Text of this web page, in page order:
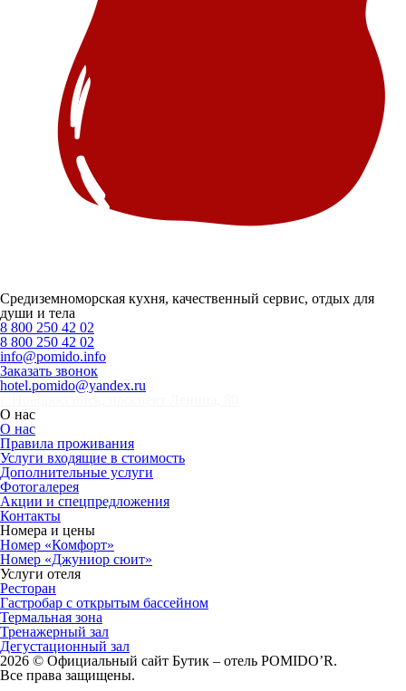
Средиземноморская кухня, качественный сервис, отдых для
души и тела
8 800 250 42 02
8 800 250 42 02
info@pomido.info
Заказать звонок
hotel.pomido@yandex.ru
О нас
О нас
Правила проживания
Услуги входящие в стоимость
Дополнительные услуги
Фотогалерея
Акции и спецпредложения
Контакты
Номера и цены
Номер «Комфорт»
Номер «Джуниор сюит»
Услуги отеля
Ресторан
Гастробар с открытым бассейном
Термальная зона
Тренажерный зал
Дегустационный зал
2026 © Официальный сайт Бутик – отель POMIDO’R.
Все права защищены.